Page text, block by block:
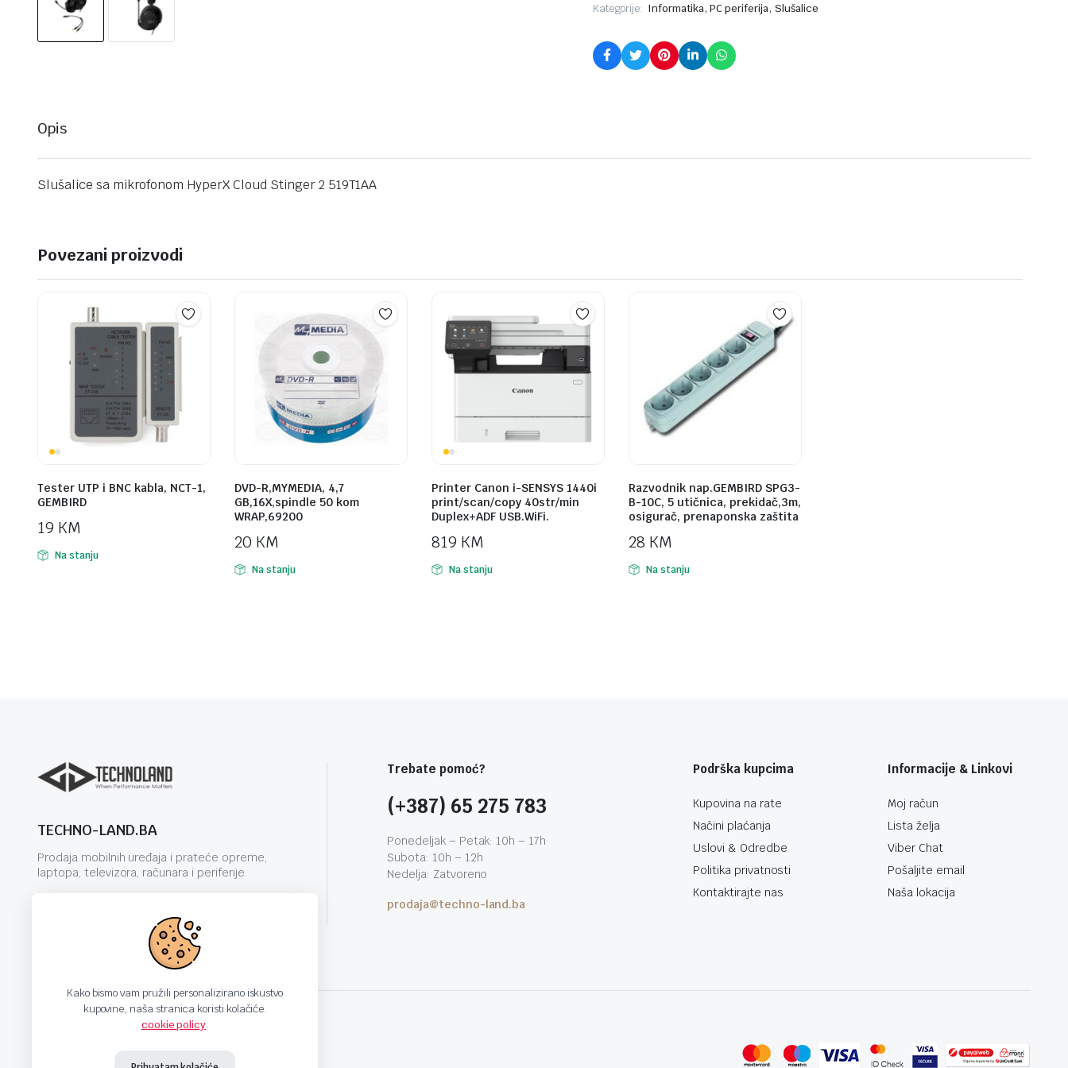
Kategorije: Informatika, PC periferija, Slušalice
Opis
Slušalice sa mikrofonom HyperX Cloud Stinger 2 519T1AA
Povezani proizvodi
Tester UTP i BNC kabla, NCT-1,
GEMBIRD
19 KM
Na stanju
DVD-R,MYMEDIA, 4,7
GB,16X,spindle 50 kom
WRAP,69200
20 KM
Na stanju
Printer Canon i-SENSYS 1440i
print/scan/copy 40str/min
Duplex+ADF USB.WiFi.
819 KM
Na stanju
Razvodnik nap.GEMBIRD SPG3-
B-10C, 5 utičnica, prekidač,3m,
osigurač, prenaponska zaštita
28 KM
Na stanju
TECHNO-LAND.BA
Prodaja mobilnih uređaja i prateće opreme,
laptopa, televizora, računara i periferije.
Trebate pomoć?
(+387) 65 275 783
Ponedeljak – Petak: 10h – 17h
Subota: 10h – 12h
Nedelja: Zatvoreno
prodaja@techno-land.ba
Podrška kupcima
Kupovina na rate
Načini plaćanja
Uslovi & Odredbe
Politika privatnosti
Kontaktirajte nas
Informacije & Linkovi
Moj račun
Lista želja
Viber Chat
Pošaljite email
Naša lokacija
Kako bismo vam pružili personalizirano iskustvo
kupovine, naša stranica koristi kolačiće.
cookie policy.